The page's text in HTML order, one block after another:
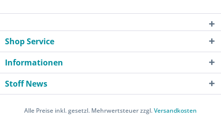
Shop Service
Informationen
Stoff News
Alle Preise inkl. gesetzl. Mehrwertsteuer zzgl.Versandkosten